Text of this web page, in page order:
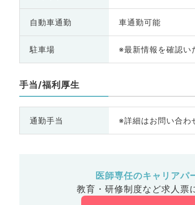
自動車通勤 車通勤可能
駐車場 ※最新情報を確認い
手当/福利厚生
通勤手当 ※詳細はお問い合わ
医師専任のキャリアパ
教育・研修制度など求人票